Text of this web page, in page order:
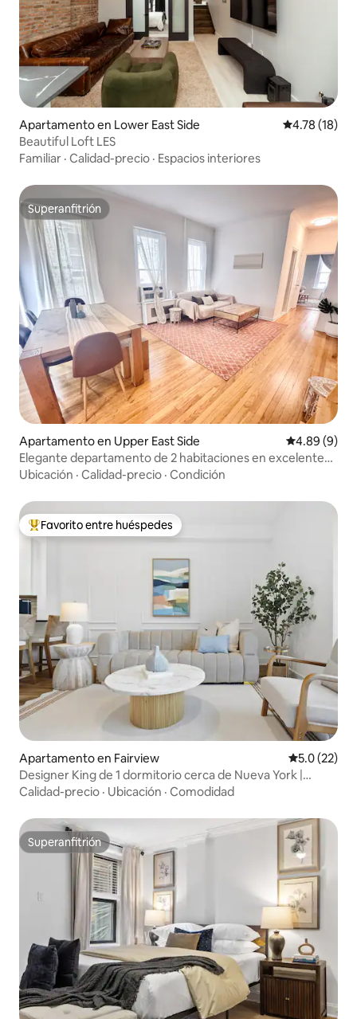
Apartamento en Lower East Side Calificación
4.78 (18)
Beautiful Loft LES
Familiar · Calidad-precio · Espacios interiores
Superanfitrión
Superanfitrión
Apartamento en Upper East Side Calificación
4.89 (9)
Elegante departamento de 2 habitaciones en excelente
ubicación en UES
Ubicación · Calidad-precio · Condición
Favorito entre huéspedes preferido
Favorito entre huéspedes
Apartamento en Fairview Calificación
5.0 (22)
Designer King de 1 dormitorio cerca de Nueva York |
Estacionamiento gratuito y gimnasio
Calidad-precio · Ubicación · Comodidad
Superanfitrión
Superanfitrión